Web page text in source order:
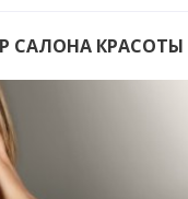
САЛОНА КРАСОТЫ